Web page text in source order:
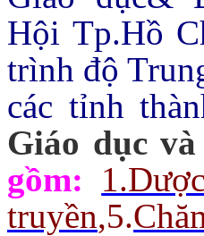
Hội Tp.Hồ
trình độ
các tỉnh
Giáo dục
gồm:
1.Dược
truyền,5.